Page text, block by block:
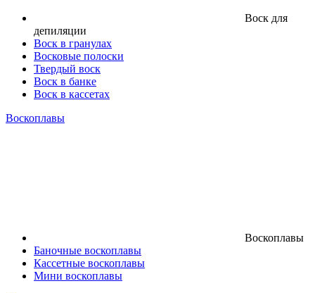
Воск для
депиляции
Воск в гранулах
Восковые полоски
Твердый воск
Воск в банке
Воск в кассетах
Воскоплавы
Воскоплавы
Баночные воскоплавы
Кассетные воскоплавы
Мини воскоплавы